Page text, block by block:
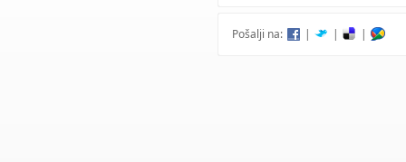
Pošalji na: | | |